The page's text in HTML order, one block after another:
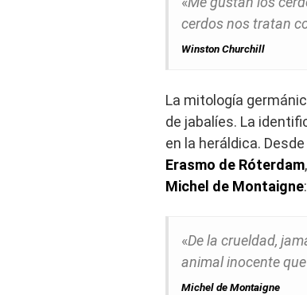
cerdos nos tratan
Winston Churchill
La mitología
de jabalíes. La
en la heráldica.
Erasmo de Róterdam
Michel de Montaigne:
«De la crueldad,
animal inocente
Michel de Montaigne